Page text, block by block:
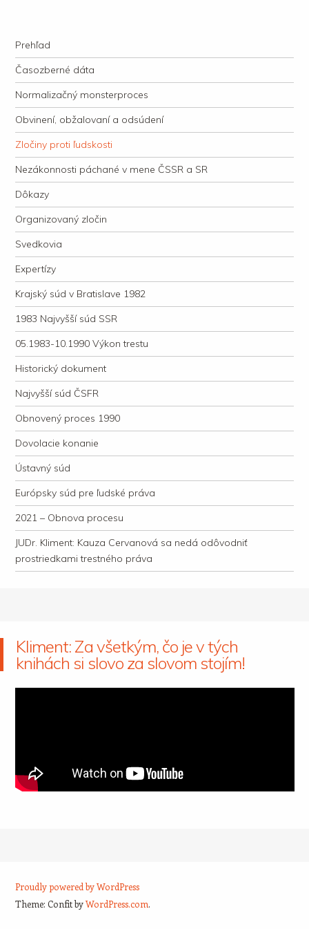
justície
Navigation
Skip to content
Prehľad
Časozberné dáta
Normalizačný monsterproces
Obvinení, obžalovaní a odsúdení
Zločiny proti ľudskosti
Nezákonnosti páchané v mene ČSSR a SR
Dôkazy
Organizovaný zločin
Svedkovia
Expertízy
Krajský súd v Bratislave 1982
1983 Najvyšší súd SSR
05.1983-10.1990 Výkon trestu
Historický dokument
Najvyšší súd ČSFR
Obnovený proces 1990
Dovolacie konanie
Ústavný súd
Európsky súd pre ľudské práva
2021 – Obnova procesu
JUDr. Kliment: Kauza Cervanová sa nedá odôvodniť
prostriedkami trestného práva
Kliment: Za všetkým, čo je v tých
knihách si slovo za slovom stojím!
Proudly powered by WordPress
Theme: Confit byWordPress.com.